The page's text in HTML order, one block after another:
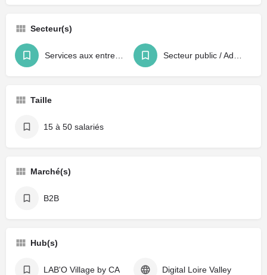
Secteur(s)
Taille
15 à 50 salariés
Marché(s)
B2B
Hub(s)
LAB'O Village by CA Digital Loire Valley